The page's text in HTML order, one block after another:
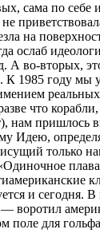
сама по себе
на
ослаб
А во-вторых,
К 1985 году мы
что
нам пришлось
Идею,
только
и сегодня.
— воротил
поле для